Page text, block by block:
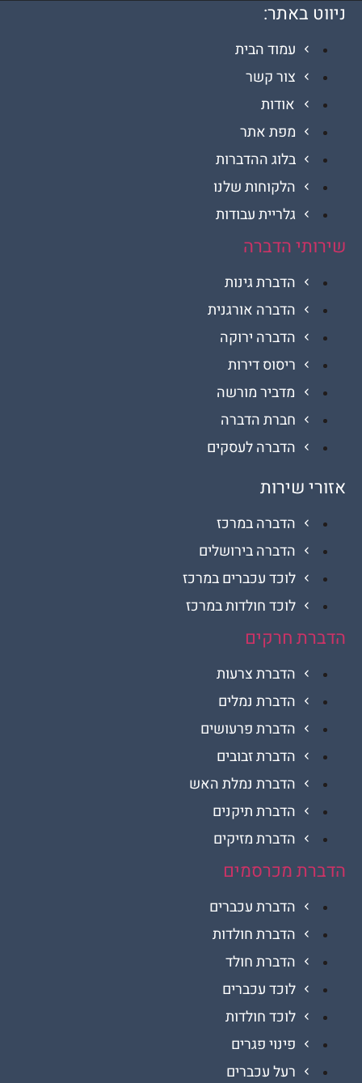
באתר:
עמוד הבית
צור קשר
אודות
מפת אתר
בלוג ההדברות
הלקוחות שלנו
גלריית עבודות
הדברה
הדברת גינות
הדברה אורגנית
הדברה ירוקה
ריסוס דירות
מדביר מורשה
חברת הדברה
הדברה לעסקים
שירות
הדברה במרכז
הדברה בירושלים
לוכד עכברים במרכז
לוכד חולדות במרכז
חרקים
הדברת צרעות
הדברת נמלים
הדברת פרעושים
הדברת זבובים
הדברת נמלת האש
הדברת תיקנים
הדברת מזיקים
מכרסמים
הדברת עכברים
הדברת חולדות
הדברת חולד
לוכד עכברים
לוכד חולדות
פינוי פגרים
רעל עכברים